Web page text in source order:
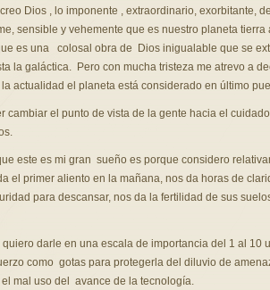
Dios , lo imponente , extraordinario, exorbitante,
sensible y vehemente que es nuestro planeta tierra
es una colosal obra de Dios inigualable que se
la galáctica. Pero con mucha tristeza me atrevo a
actualidad el planeta está considerado en último
cambiar el punto de vista de la gente hacia el
este es mi gran sueño es porque considero
el primer aliento en la mañana, nos da horas de
para descansar, nos da la fertilidad de sus
quiero darle en una escala de importancia del 1 al 10
como gotas para protegerla del diluvio de
mal uso del avance de la tecnología.